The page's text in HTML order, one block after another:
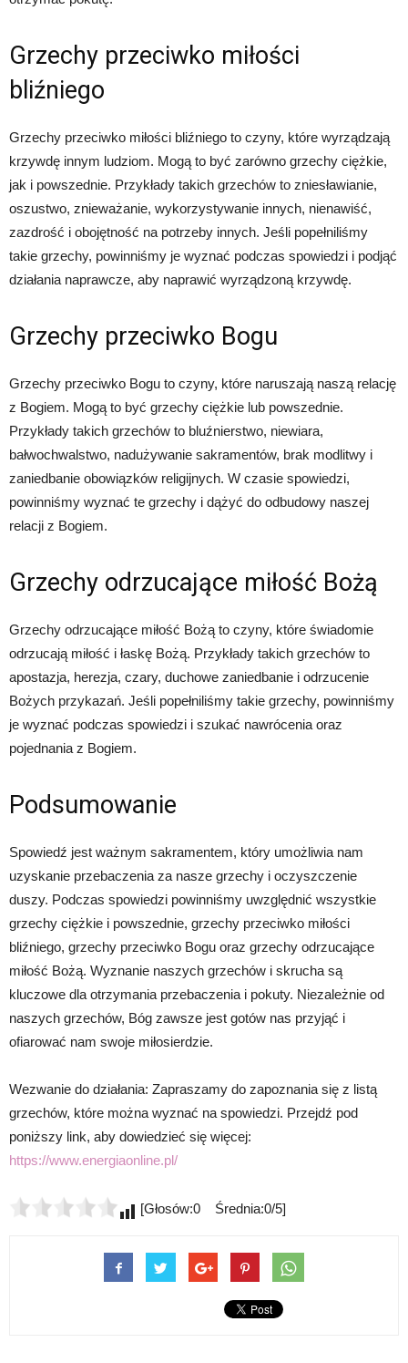
Grzechy przeciwko miłości
bliźniego
Grzechy przeciwko miłości bliźniego to czyny, które wyrządzają
krzywdę innym ludziom. Mogą to być zarówno grzechy ciężkie,
jak i powszednie. Przykłady takich grzechów to zniesławianie,
oszustwo, znieważanie, wykorzystywanie innych, nienawiść,
zazdrość i obojętność na potrzeby innych. Jeśli popełniliśmy
takie grzechy, powinniśmy je wyznać podczas spowiedzi i podjąć
działania naprawcze, aby naprawić wyrządzoną krzywdę.
Grzechy przeciwko Bogu
Grzechy przeciwko Bogu to czyny, które naruszają naszą relację
z Bogiem. Mogą to być grzechy ciężkie lub powszednie.
Przykłady takich grzechów to bluźnierstwo, niewiara,
bałwochwalstwo, nadużywanie sakramentów, brak modlitwy i
zaniedbanie obowiązków religijnych. W czasie spowiedzi,
powinniśmy wyznać te grzechy i dążyć do odbudowy naszej
relacji z Bogiem.
Grzechy odrzucające miłość Bożą
Grzechy odrzucające miłość Bożą to czyny, które świadomie
odrzucają miłość i łaskę Bożą. Przykłady takich grzechów to
apostazja, herezja, czary, duchowe zaniedbanie i odrzucenie
Bożych przykazań. Jeśli popełniliśmy takie grzechy, powinniśmy
je wyznać podczas spowiedzi i szukać nawrócenia oraz
pojednania z Bogiem.
Podsumowanie
Spowiedź jest ważnym sakramentem, który umożliwia nam
uzyskanie przebaczenia za nasze grzechy i oczyszczenie
duszy. Podczas spowiedzi powinniśmy uwzględnić wszystkie
grzechy ciężkie i powszednie, grzechy przeciwko miłości
bliźniego, grzechy przeciwko Bogu oraz grzechy odrzucające
miłość Bożą. Wyznanie naszych grzechów i skrucha są
kluczowe dla otrzymania przebaczenia i pokuty. Niezależnie od
naszych grzechów, Bóg zawsze jest gotów nas przyjąć i
ofiarować nam swoje miłosierdzie.
Wezwanie do działania: Zapraszamy do zapoznania się z listą
grzechów, które można wyznać na spowiedzi. Przejdź pod
poniższy link, aby dowiedzieć się więcej:
https://www.energiaonline.pl/
[Głosów:0 Średnia:0/5]